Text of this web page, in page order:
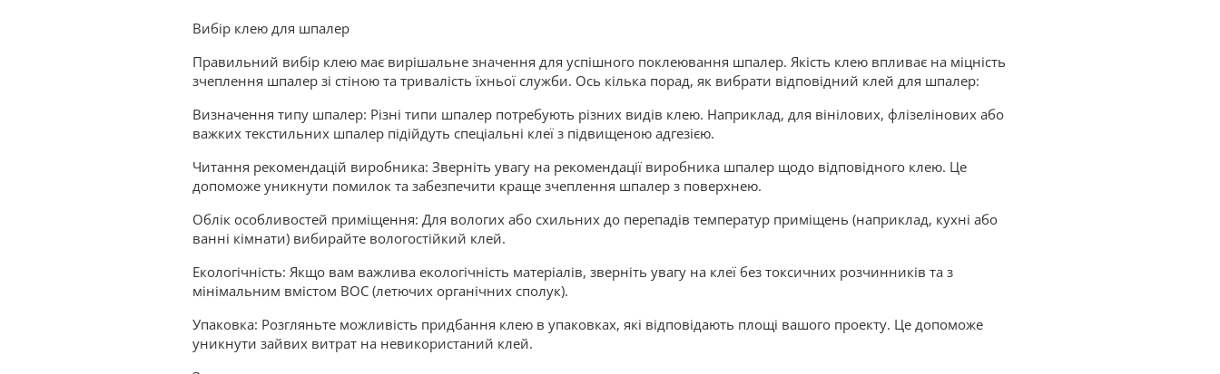
Вибір клею для шпалер
Правильний вибір клею має вирішальне значення для успішного поклеювання шпалер. Якість клею впливає на міцність
зчеплення шпалер зі стіною та тривалість їхньої служби. Ось кілька порад, як вибрати відповідний клей для шпалер:
Визначення типу шпалер: Різні типи шпалер потребують різних видів клею. Наприклад, для вінілових, флізелінових або
важких текстильних шпалер підійдуть спеціальні клеї з підвищеною адгезією.
Читання рекомендацій виробника: Зверніть увагу на рекомендації виробника шпалер щодо відповідного клею. Це
допоможе уникнути помилок та забезпечити краще зчеплення шпалер з поверхнею.
Облік особливостей приміщення: Для вологих або схильних до перепадів температур приміщень (наприклад, кухні або
ванні кімнати) вибирайте вологостійкий клей.
Екологічність: Якщо вам важлива екологічність матеріалів, зверніть увагу на клеї без токсичних розчинників та з
мінімальним вмістом ВОС (летючих органічних сполук).
Упаковка: Розгляньте можливість придбання клею в упаковках, які відповідають площі вашого проекту. Це допоможе
уникнути зайвих витрат на невикористаний клей.